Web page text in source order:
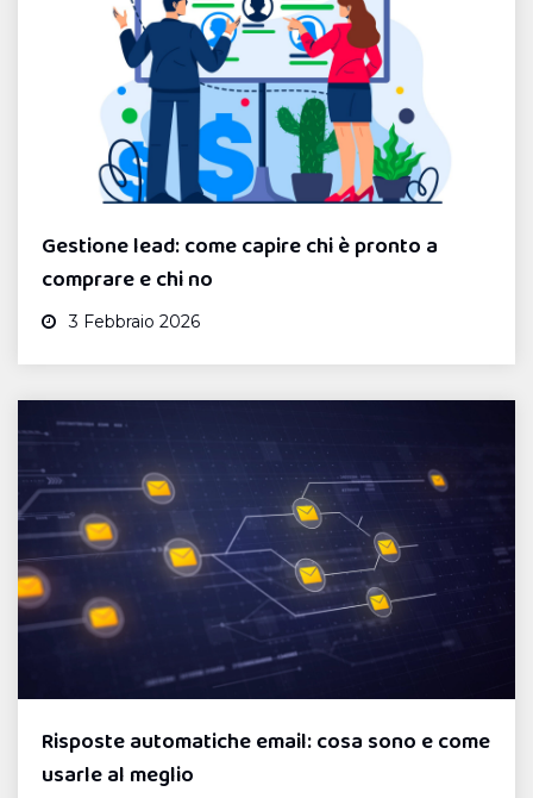
Gestione lead: come capire chi è pronto a
comprare e chi no
3 Febbraio 2026
Risposte automatiche email: cosa sono e come
usarle al meglio